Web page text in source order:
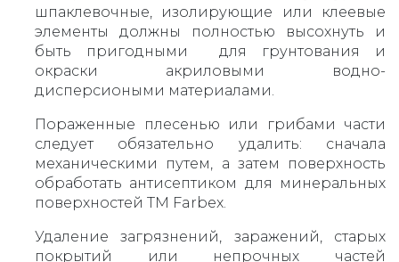
шпаклевочные, изолирующие или клеевые
элементы должны полностью высохнуть и
быть пригодными для грунтования и
окраски акриловыми водно-
дисперсиоными материалами.
Пораженные плесенью или грибами части
следует обязательно удалить: сначала
механическими путем, а затем поверхность
обработать антисептиком для минеральных
поверхностей ТМ Farbex.
Удаление загрязнений, заражений, старых
покрытий или непрочных частей